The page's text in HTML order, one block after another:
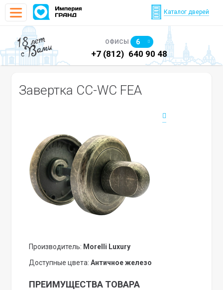
Каталог дверей
18 лет
с Вами ОФИСЫ 6
640 90 48 +7 (812) 640 90 48
Завертка CC-WC FEA
Производитель: Morelli Luxury
Доступные цвета:Античное железо
ПРЕИМУЩЕСТВА ТОВАРА